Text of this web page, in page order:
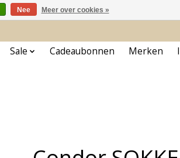
Sale Cadeaubonnen Merken
Nee Meer over cookies »